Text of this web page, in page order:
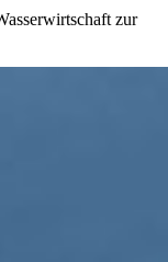
zur